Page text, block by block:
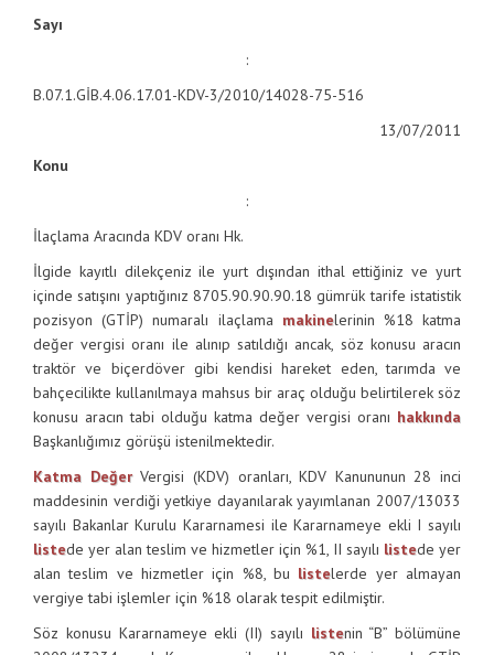
Sayı
:
B.07.1.GİB.4.06.17.01-KDV-3/2010/14028-75-516
13/07/2011
Konu
:
İlaçlama Aracında KDV oranı Hk.
İlgide kayıtlı dilekçeniz ile yurt dışından ithal ettiğiniz ve yurt
içinde satışını yaptığınız 8705.90.90.90.18 gümrük tarife istatistik
pozisyon (GTİP) numaralı ilaçlama makinelerinin %18 katma
değer vergisi oranı ile alınıp satıldığı ancak, söz konusu aracın
traktör ve biçerdöver gibi kendisi hareket eden, tarımda ve
bahçecilikte kullanılmaya mahsus bir araç olduğu belirtilerek söz
konusu aracın tabi olduğu katma değer vergisi oranı hakkında
Başkanlığımız görüşü istenilmektedir.
Katma DeğerVergisi (KDV) oranları, KDV Kanununun 28 inci
maddesinin verdiği yetkiye dayanılarak yayımlanan 2007/13033
sayılı Bakanlar Kurulu Kararnamesi ile Kararnameye ekli I sayılı
listede yer alan teslim ve hizmetler için %1, II sayılı listede yer
alan teslim ve hizmetler için %8, bu listelerde yer almayan
vergiye tabi işlemler için %18 olarak tespit edilmiştir.
Söz konusu Kararnameye ekli (II) sayılı listenin “B” bölümüne